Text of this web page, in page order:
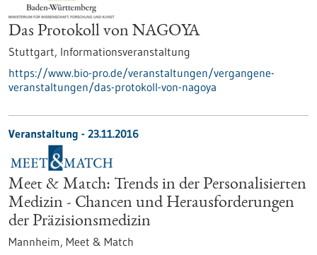
Das Protokoll von NAGOYA
Stuttgart, Informationsveranstaltung
https://www.bio-pro.de/veranstaltungen/vergangene-
veranstaltungen/das-protokoll-von-nagoya
Veranstaltung - 23.11.2016
Meet & Match: Trends in der Personalisierten
Medizin - Chancen und Herausforderungen
der Präzisionsmedizin
Mannheim, Meet & Match